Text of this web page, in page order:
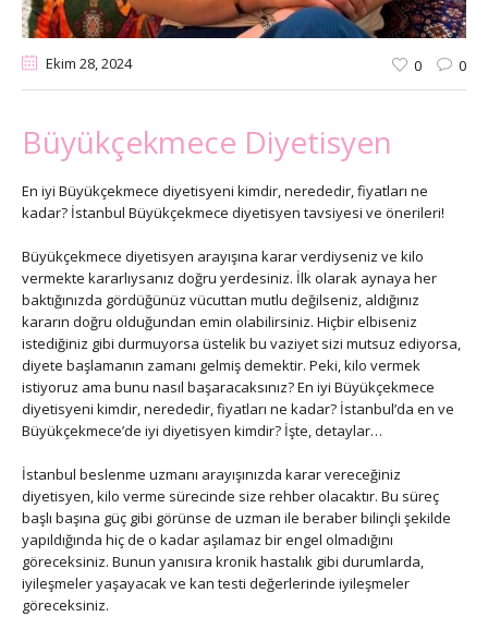
Ekim 28, 2024 0 0
Büyükçekmece Diyetisyen
En iyi Büyükçekmece diyetisyeni kimdir, nerededir, fiyatları ne
kadar? İstanbul Büyükçekmece diyetisyen tavsiyesi ve önerileri!
Büyükçekmece diyetisyen arayışına karar verdiyseniz ve kilo
vermekte kararlıysanız doğru yerdesiniz. İlk olarak aynaya her
baktığınızda gördüğünüz vücuttan mutlu değilseniz, aldığınız
kararın doğru olduğundan emin olabilirsiniz. Hiçbir elbiseniz
istediğiniz gibi durmuyorsa üstelik bu vaziyet sizi mutsuz ediyorsa,
diyete başlamanın zamanı gelmiş demektir. Peki, kilo vermek
istiyoruz ama bunu nasıl başaracaksınız? En iyi Büyükçekmece
diyetisyeni kimdir, nerededir, fiyatları ne kadar? İstanbul’da en ve
Büyükçekmece’de iyi diyetisyen kimdir? İşte, detaylar…
İstanbul beslenme uzmanı arayışınızda karar vereceğiniz
diyetisyen, kilo verme sürecinde size rehber olacaktır. Bu süreç
başlı başına güç gibi görünse de uzman ile beraber bilinçli şekilde
yapıldığında hiç de o kadar aşılamaz bir engel olmadığını
göreceksiniz. Bunun yanısıra kronik hastalık gibi durumlarda,
iyileşmeler yaşayacak ve kan testi değerlerinde iyileşmeler
göreceksiniz.